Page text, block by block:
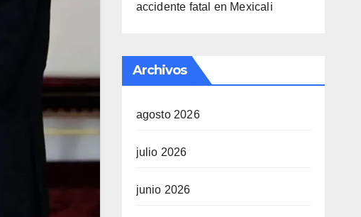
accidente fatal en Mexicali
Archivos
agosto 2026
julio 2026
junio 2026